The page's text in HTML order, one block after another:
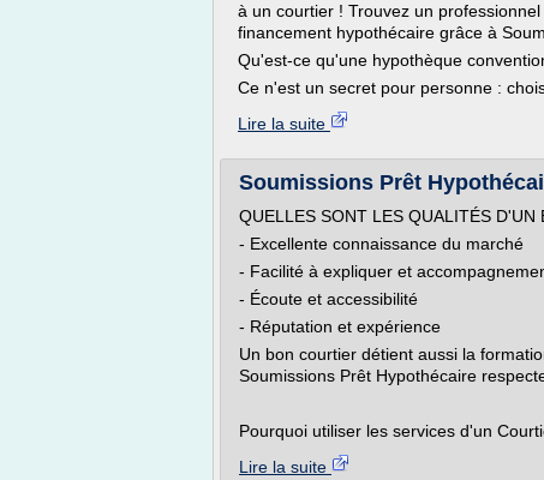
à un courtier ! Trouvez un
financement hypothécaire grâce à
Qu'est-ce qu'une hypothèque
Ce n'est un secret pour personne :
Lire la suite
Soumissions Prêt
QUELLES SONT LES QUALITÉS
- Excellente connaissance du marché
- Facilité à expliquer et
- Écoute et accessibilité
- Réputation et expérience
Un bon courtier détient aussi la
Soumissions Prêt Hypothécaire
Pourquoi utiliser les services d'un
Lire la suite